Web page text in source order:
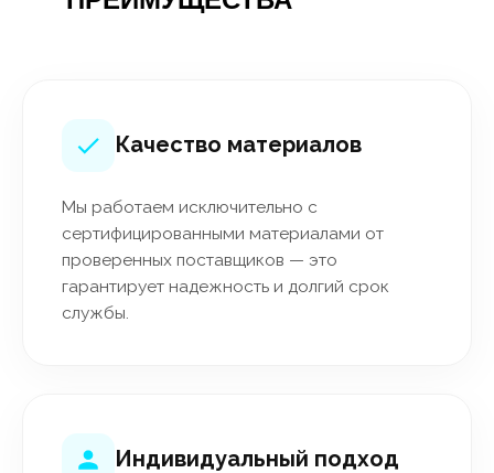
Качество материалов
Мы работаем исключительно с
сертифицированными материалами от
проверенных поставщиков — это
гарантирует надежность и долгий срок
службы.
Индивидуальный подход